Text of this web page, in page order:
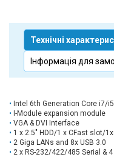
Доставка
Тех.
Підтримка
Блог
Технічні
Інформація для
Intel 6th Generation Core i7/
I-Module expansion module
VGA & DVI Interface
1 x 2.5" HDD/1 x CFast slot/
2 Giga LANs and 8x USB 3.0
2 x RS-232/422/485 Serial &